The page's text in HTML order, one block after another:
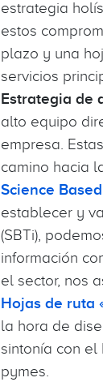
estrategia
estos
plazo y una
servicios
Estrategia de
alto equipo
empresa.
camino hacia
Science
establecer y
(SBTi),
información
el sector, nos
Hojas de ruta
la hora de
sintonía con
pymes.